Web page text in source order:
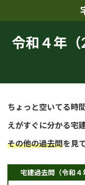
ッ
移
令和４年
ちょっと空いてる時
えがすぐに分かる宅
その他の過去問を見
宅建過去問（令和４